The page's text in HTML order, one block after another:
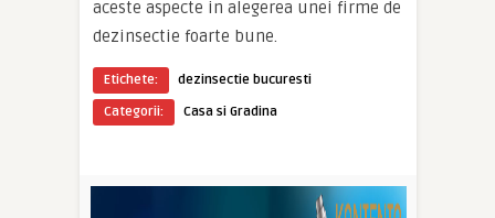
aceste aspecte in alegerea unei firme de
dezinsectie foarte bune.
Etichete:
dezinsectie bucuresti
Categorii:
Casa si Gradina